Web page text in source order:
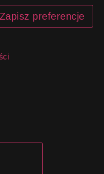
Zapisz preferencje